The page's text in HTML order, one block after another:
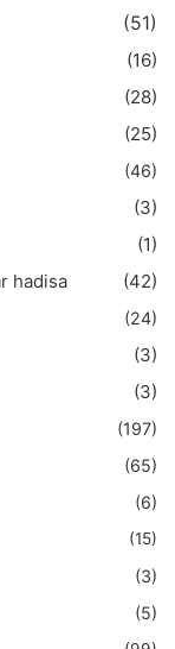
(51)
(16)
(28)
(25)
(46)
(3)
(1)
hadisa
(42)
(24)
(3)
(3)
(197)
(65)
(6)
(15)
(3)
(5)